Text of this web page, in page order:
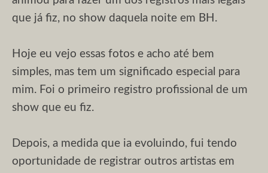
que já fiz, no show daquela noite em BH.
Hoje eu vejo essas fotos e acho até bem
simples, mas tem um significado especial para
mim. Foi o primeiro registro profissional de um
show que eu fiz.
Depois, a medida que ia evoluindo, fui tendo
oportunidade de registrar outros artistas em